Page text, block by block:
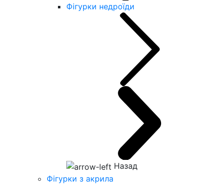
Фігурки недроїди
Назад
Фігурки з акрила